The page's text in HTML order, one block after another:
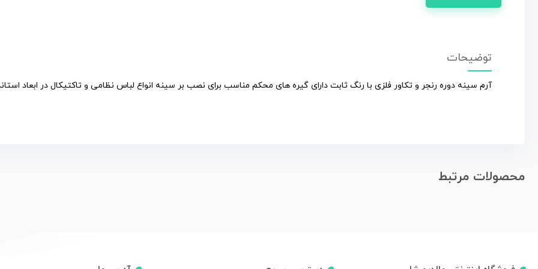
توضیحات
آرم سینه دوره رنجر و تکاور فلزی با رنگ ثابت دارای گیره های محکم مناسب برای نصب بر سینه انواع لباس نظامی و تاکتیکال در ابعاد
محصولات مرتبط